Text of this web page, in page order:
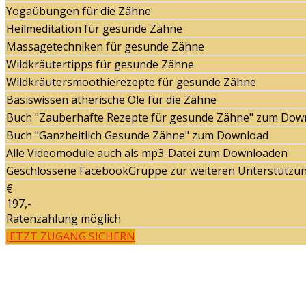
Yogaübungen für die Zähne
Heilmeditation für gesunde Zähne
Massagetechniken für gesunde Zähne
Wildkräutertipps für gesunde Zähne
Wildkräutersmoothierezepte für gesunde Zähne
Basiswissen ätherische Öle für die Zähne
Buch "Zauberhafte Rezepte für gesunde Zähne" zum
Buch "Ganzheitlich Gesunde Zähne" zum Download
Alle Videomodule auch als mp3-Datei zum Downloaden
Geschlossene FacebookGruppe zur weiteren
€
197,-
Ratenzahlung möglich
JETZT ZUGANG SICHERN